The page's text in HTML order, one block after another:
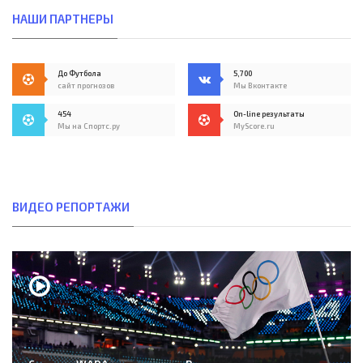
НАШИ ПАРТНЕРЫ
До Футбола
сайт прогнозов
5,700
Мы Вконтакте
454
Мы на Спортс.ру
On-line результаты
MyScore.ru
ВИДЕО РЕПОРТАЖИ